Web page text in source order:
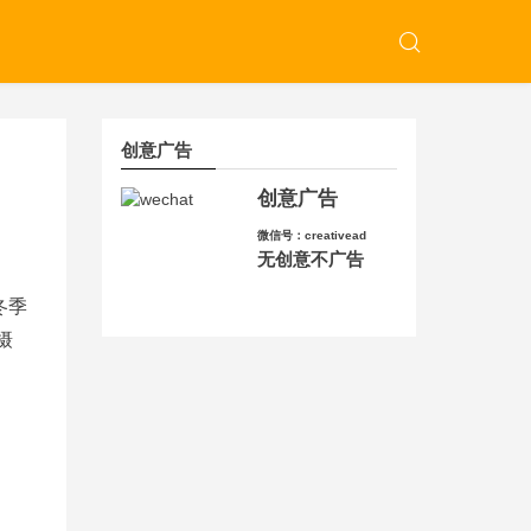
季
创意广告
创意广告
微信号：creativead
无创意不广告